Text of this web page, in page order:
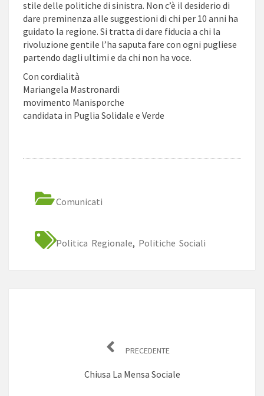
stile delle politiche di sinistra. Non c’è il desiderio di
dare preminenza alle suggestioni di chi per 10 anni ha
guidato la regione. Si tratta di dare fiducia a chi la
rivoluzione gentile l’ha saputa fare con ogni pugliese
partendo dagli ultimi e da chi non ha voce.
Con cordialità
Mariangela Mastronardi
movimento Manisporche
candidata in Puglia Solidale e Verde
Comunicati
Politica Regionale, Politiche Sociali
PRECEDENTE
Chiusa La Mensa Sociale